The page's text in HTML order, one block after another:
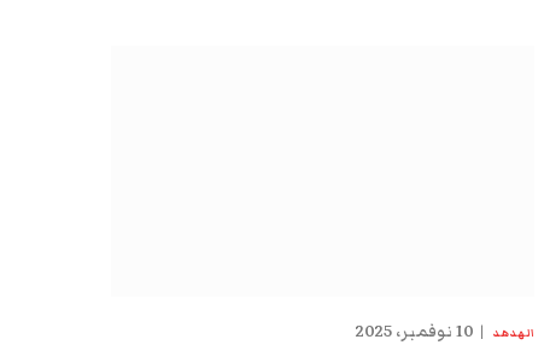
الهدهد 10 نوفمبر، 2025